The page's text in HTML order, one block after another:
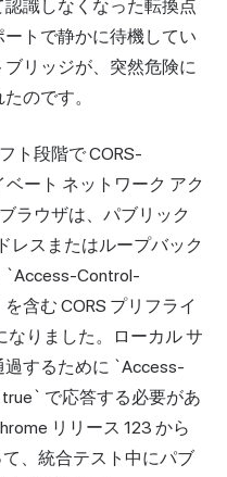
識しなくなった転換点
トで静かに待機してい
リッジが、突然危険に
のです。
ト段階で CORS-
ート ネットワーク アク
ラウザは、パブリック
レスまたはループバック
`Access-Control-
含む CORS プリフライ
なりました。ローカル サ
するために `Access-
で応答する必要があ
リリース 123 から
、統合テスト中にパブ